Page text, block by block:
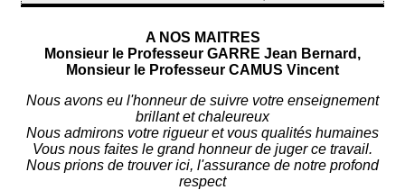
A NOS MAITRES
Monsieur le Professeur GARRE Jean Bernard,
Monsieur le Professeur CAMUS Vincent
Nous avons eu l'honneur de suivre votre enseignement
brillant et chaleureux
Nous admirons votre rigueur et vous qualités humaines
Vous nous faites le grand honneur de juger ce travail.
Nous prions de trouver ici, l'assurance de notre profond
respect